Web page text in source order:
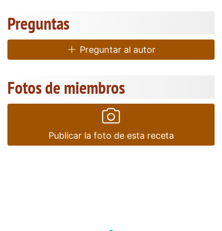
Preguntas
Preguntar al autor
Fotos de miembros
Publicar la foto de esta receta